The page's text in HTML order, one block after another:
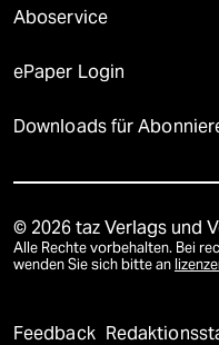
Aboservice
ePaper Login
Downloads für
© 2026 taz Verlags und
Alle Rechte vorbehalten. Bei
wenden Sie sich bitte an
Feedback